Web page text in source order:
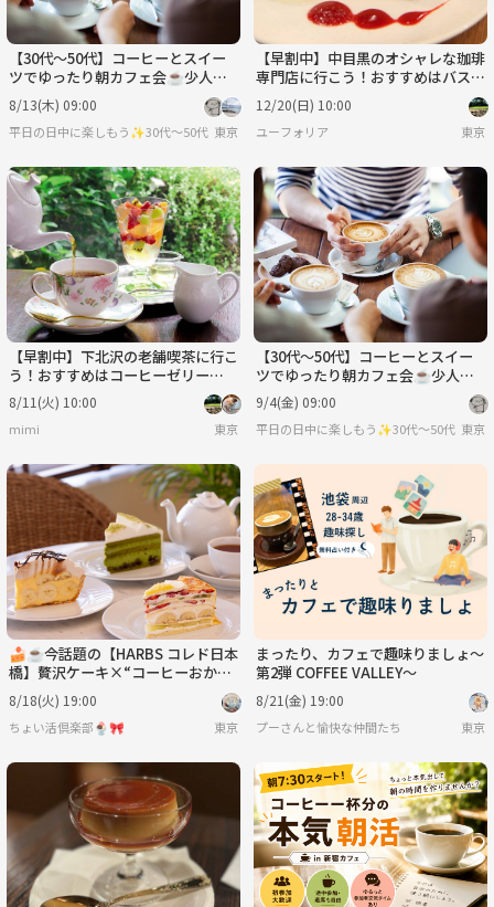
【30代〜50代】コーヒーとスイー
ツでゆったり朝カフェ会☕️少人数
でカジュアルトークを楽しもう😊
8/13(木) 09:00
平日の日中に楽しもう✨30代〜50代（たまに土日祝）
東京
【早割中】中目黒のオシャレな珈琲
専門店に行こう！おすすめはバスク
チーズケーキ🎀🎀
12/20(日) 10:00
ユーフォリア 東京
【早割中】下北沢の老舗喫茶に行こ
う！おすすめはコーヒーゼリー🎀
🎀
8/11(火) 10:00
mimi 東京
【30代〜50代】コーヒーとスイー
ツでゆったり朝カフェ会☕️少人数
でカジュアルトークを楽しもう😊
9/4(金) 09:00
平日の日中に楽しもう✨30代〜50代（た
東京
🍰☕️今話題の【HARBS コレド日本
橋】贅沢ケーキ×“コーヒーおかわ
り自由”のゆるカフェ会 ✨
8/18(火) 19:00
ちょい活倶楽部🍨🎀 東京
まったり、カフェで趣味りましょ〜
第2弾 COFFEE VALLEY〜
8/21(金) 19:00
プーさんと愉快な仲間たち 東京